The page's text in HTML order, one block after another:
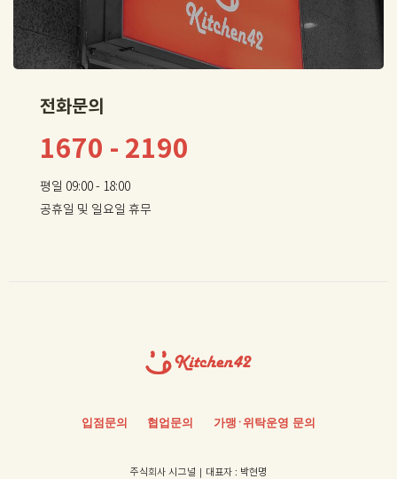
전화문의
1670 - 2190
평일 09:00 - 18:00
공휴일 및 일요일 휴무
입점문의 협업문의 가맹ㆍ위탁운영 문의
주식회사 시그널｜대표자 : 박현명